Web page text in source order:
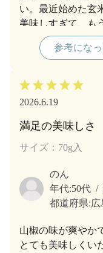
い。最近始めた玄
美味しすぎて、も
参考にな
2026.6.19
満足の美味しさ
サイズ：70g入
のん
年代:50代
都道府県:広
山椒の味が爽やか
とても美味しくい